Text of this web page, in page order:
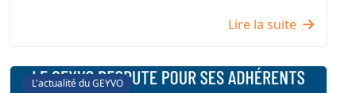
Lire la suite
L'actualité du GEYVO